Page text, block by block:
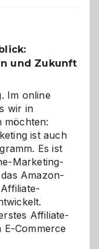
und Zukunft
Im online
wir in
möchten:
ist auch
Es ist
Marketing-
Amazon-
Affiliate-
Commerce